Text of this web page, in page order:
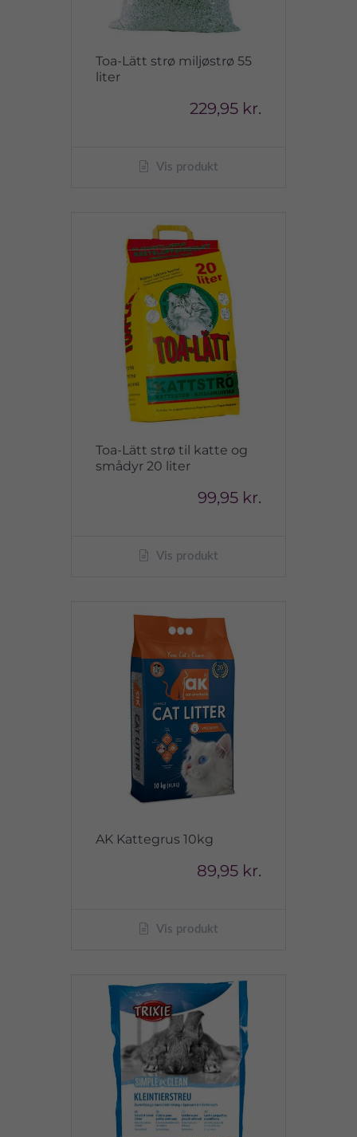
Toa-Lätt strø miljøstrø 55
liter
229,95 kr.
Vis produkt
Toa-Lätt strø til katte og
smådyr 20 liter
99,95 kr.
Vis produkt
AK Kattegrus 10kg
89,95 kr.
Vis produkt